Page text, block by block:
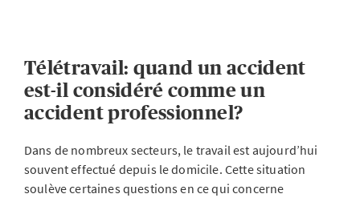
Télétravail: quand un accident
est-il considéré comme un
accident professionnel?
Dans de nombreux secteurs, le travail est aujourd’hui
souvent effectué depuis le domicile. Cette situation
soulève certaines questions en ce qui concerne